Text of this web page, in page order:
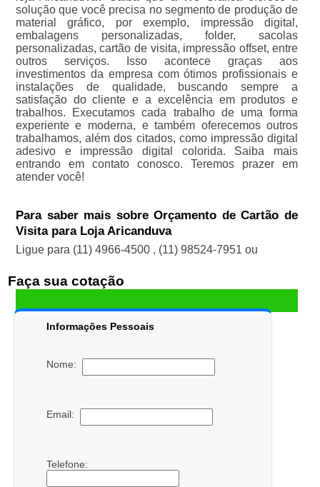
solução que você precisa no segmento de produção de
material gráfico, por exemplo, impressão digital,
embalagens personalizadas, folder, sacolas
personalizadas, cartão de visita, impressão offset, entre
outros serviços. Isso acontece graças aos
investimentos da empresa com ótimos profissionais e
instalações de qualidade, buscando sempre a
satisfação do cliente e a excelência em produtos e
trabalhos. Executamos cada trabalho de uma forma
experiente e moderna, e também oferecemos outros
trabalhamos, além dos citados, como impressão digital
adesivo e impressão digital colorida. Saiba mais
entrando em contato conosco. Teremos prazer em
atender você!
Para saber mais sobre Orçamento de Cartão de
Visita para Loja Aricanduva
Ligue para (11) 4966-4500 , (11) 98524-7951 ou
Faça sua cotação
Informações Pessoais
Nome:
Email:
Telefone: